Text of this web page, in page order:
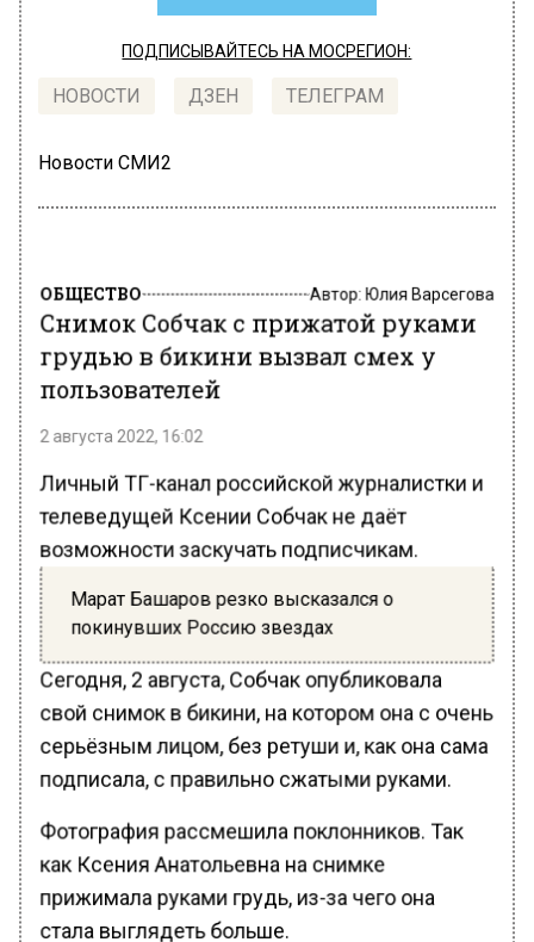
ПОДПИСЫВАЙТЕСЬ НА МОСРЕГИОН:
НОВОСТИ ДЗЕН ТЕЛЕГРАМ
Новости СМИ2
ОБЩЕСТВО Автор:Юлия Варсегова
Снимок Собчак с прижатой руками
грудью в бикини вызвал смех у
пользователей
2 августа 2022, 16:02
Личный ТГ-канал российской журналистки и
телеведущей Ксении Собчак не даёт
возможности заскучать подписчикам.
Марат Башаров резко высказался о
покинувших Россию звездах
Сегодня, 2 августа, Собчак опубликовала
свой снимок в бикини, на котором она с очень
серьёзным лицом, без ретуши и, как она сама
подписала, с правильно сжатыми руками.
Фотография рассмешила поклонников. Так
как Ксения Анатольевна на снимке
прижимала руками грудь, из-за чего она
стала выглядеть больше.